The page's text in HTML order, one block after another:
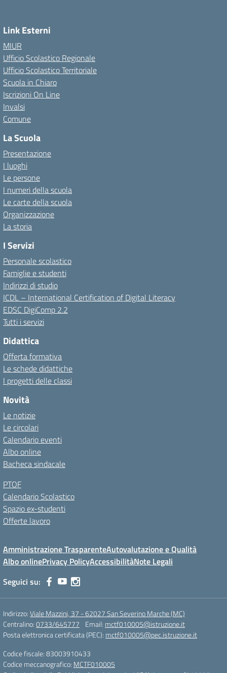
Link Esterni
MIUR
Ufficio Scolastico Regionale
Ufficio Scolastico Territoriale
Scuola in Chiaro
Iscrizioni On Line
Invalsi
Comune
La Scuola
Presentazione
I luoghi
Le persone
I numeri della scuola
Le carte della scuola
Organizzazione
La storia
I Servizi
Personale scolastico
Famiglie e studenti
Indirizzi di studio
ICDL – International Certification of Digital Literacy
EDSC DigiComp 2.2
Tutti i servizi
Didattica
Offerta formativa
Le schede didattiche
I progetti delle classi
Novità
Le notizie
Le circolari
Calendario eventi
Albo online
Bacheca sindacale
PTOF
Calendario Scolastico
Spazio ex-studenti
Offerte lavoro
Amministrazione TrasparenteAutovalutazione e Qualità
Albo onlinePrivacy PolicyAccessibilitàNote Legali
Seguici su:
Indirizzo:Viale Mazzini, 37 - 62027 San Severino Marche (MC)
Centralino:0733/645777 Email: mctf010005@istruzione.it
Posta elettronica certificata (PEC): mctf010005@pec.istruzione.it
Codice fiscale: 83003910433
Codice meccanografico: MCTF010005